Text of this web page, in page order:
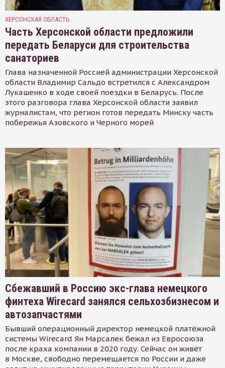
ХЕРСОНСКАЯ ОБЛАСТЬ
Часть Херсонской области предложили
передать Беларуси для строительства
санаториев
Глава назначенной Россией администрации Херсонской
области Владимир Сальдо встретился с Александром
Лукашенко в ходе своей поездки в Беларусь. После
этого разговора глава Херсонской области заявил
журналистам, что регион готов передать Минску часть
побережья Азовского и Черного морей
Сбежавший в Россию экс-глава немецкого
финтеха Wirecard занялся сельхозбизнесом и
автозапчастями
Бывший операционный директор немецкой платёжной
системы Wirecard Ян Марсалек бежал из Евросоюза
после краха компании в 2020 году. Сейчас он живёт
в Москве, свободно перемещается по России и даже